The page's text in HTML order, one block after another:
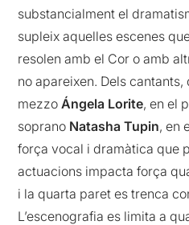
substancialment el
supleix aquelles escenes
resolen amb el Cor o amb
no apareixen. Dels
mezzoÁngela Lorite, en el
soprano Natasha Tupin, en
força vocal i dramàtica que
actuacions impacta força
i la quarta paret es trenca
L’escenografia es limita a